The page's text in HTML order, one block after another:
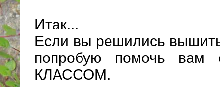
Итак...
Если вы решились
попробую помочь вам
КЛАССОМ.